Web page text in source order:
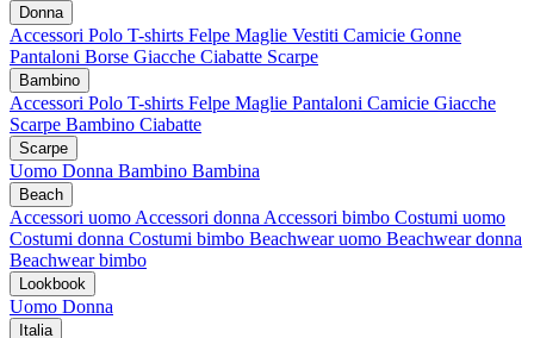
Donna
Accessori Polo T-shirts Felpe Maglie Vestiti Camicie Gonne
Pantaloni Borse Giacche Ciabatte Scarpe
Bambino
Accessori Polo T-shirts Felpe Maglie Pantaloni Camicie Giacche
Scarpe Bambino Ciabatte
Scarpe
Uomo Donna Bambino Bambina
Beach
Accessori uomo Accessori donna Accessori bimbo Costumi uomo
Costumi donna Costumi bimbo Beachwear uomo Beachwear donna
Beachwear bimbo
Lookbook
Uomo Donna
Italia